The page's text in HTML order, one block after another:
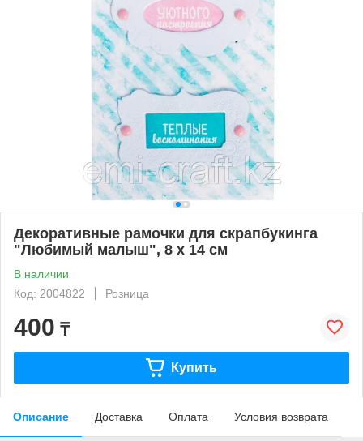
Декоративные рамочки для скрапбукинга
"Любимый малыш", 8 х 14 см
В наличии
Код: 2004822
Розница
400 ₸
Купить
Описание Доставка Оплата Условия возврата